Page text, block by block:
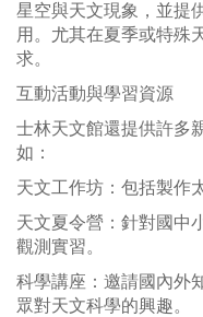
星空與天文現象，並提
用。尤其在夏季或特殊
求。
互動活動與學習資源
士林天文館還提供許多
如：
天文工作坊：包括製作
天文夏令營：針對國中
觀測實習。
科學講座：邀請國內外
眾對天文科學的興趣。